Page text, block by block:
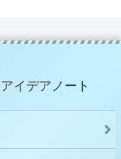
イデアノート